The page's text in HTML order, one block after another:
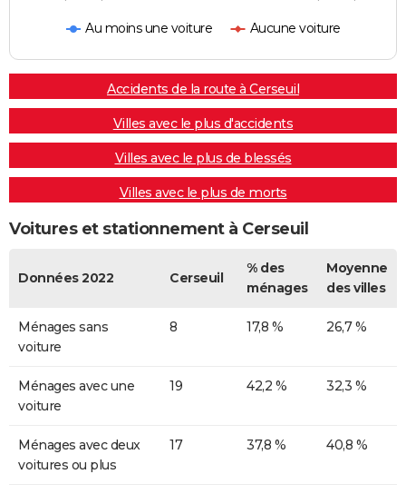
Au moins une voiture Aucune voiture
Accidents de la route à Cerseuil
Villes avec le plus d'accidents
Villes avec le plus de blessés
Villes avec le plus de morts
Voitures et stationnement à Cerseuil
Données 2022 Cerseuil
% des
ménages
Moyenne
des villes
Ménages sans
voiture
8 17,8 % 26,7 %
Ménages avec une
voiture
19 42,2 % 32,3 %
Ménages avec deux
voitures ou plus
17 37,8 % 40,8 %